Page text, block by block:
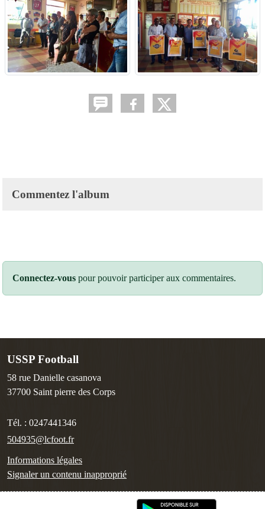
Commentez l'album
Connectez-vous pour pouvoir participer aux commentaires.
USSP Football
58 rue Danielle casanova
37700 Saint pierre des Corps
Tél. : 0247441346
504935@lcfoot.fr
Informations légales
Signaler un contenu inapproprié